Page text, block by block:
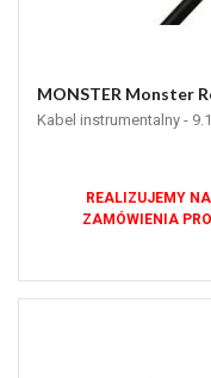
MONSTER Monster
Kabel instrumentalny -
REALIZUJEMY
ZAMÓWIENIA